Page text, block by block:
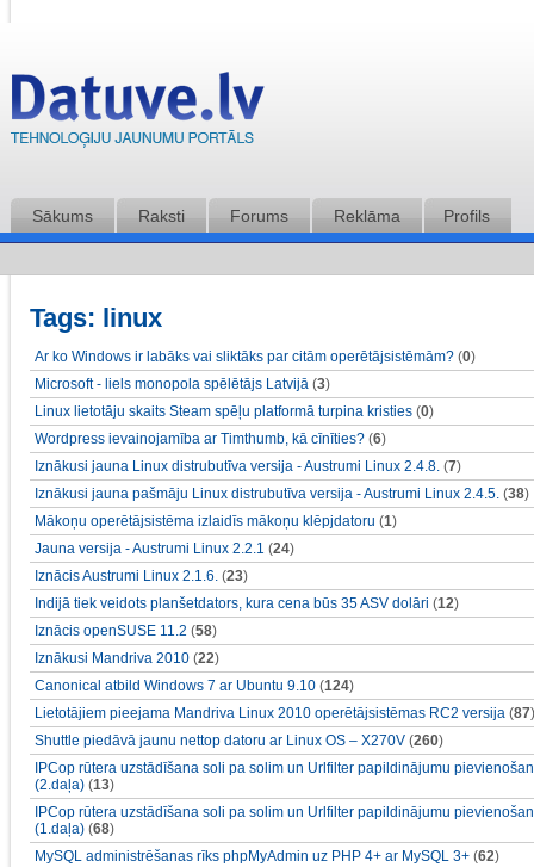
Sākums Raksti Forums Reklāma Profils
Tags: linux
Ar ko Windows ir labāks vai sliktāks par citām operētājsistēmām? (0)
Microsoft - liels monopola spēlētājs Latvijā (3)
Linux lietotāju skaits Steam spēļu platformā turpina kristies (0)
Wordpress ievainojamība ar Timthumb, kā cīnīties? (6)
Iznākusi jauna Linux distrubutīva versija - Austrumi Linux 2.4.8. (7)
Iznākusi jauna pašmāju Linux distrubutīva versija - Austrumi Linux 2.4.5. (38)
Mākoņu operētājsistēma izlaidīs mākoņu klēpjdatoru (1)
Jauna versija - Austrumi Linux 2.2.1 (24)
Iznācis Austrumi Linux 2.1.6. (23)
Indijā tiek veidots planšetdators, kura cena būs 35 ASV dolāri (12)
Iznācis openSUSE 11.2 (58)
Iznākusi Mandriva 2010 (22)
Canonical atbild Windows 7 ar Ubuntu 9.10 (124)
Lietotājiem pieejama Mandriva Linux 2010 operētājsistēmas RC2 versija (87)
Shuttle piedāvā jaunu nettop datoru ar Linux OS – X270V (260)
IPCop rūtera uzstādīšana soli pa solim un Urlfilter papildinājumu
(2.daļa) (13)
IPCop rūtera uzstādīšana soli pa solim un Urlfilter papildinājumu
(1.daļa) (68)
MySQL administrēšanas rīks phpMyAdmin uz PHP 4+ ar MySQL 3+ (62)